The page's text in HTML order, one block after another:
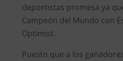
deportistas promesa ya
Campeón del Mundo con
Optimist.
Puesto que a los